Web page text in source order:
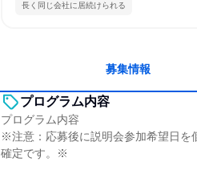
長く同じ会社に居続けられる
募集情報
プログラム内容
プログラム内容
※注意：応募後に説明会参加希望日を
確定です。※